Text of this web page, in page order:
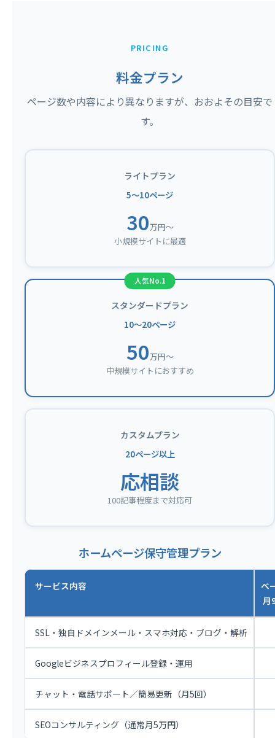
PRICING
料金プラン
ページ数や内容により異なりますが、おおよその目安で
す。
ライトプラン
5〜10ページ
30万円〜
小規模サイトに最適
スタンダードプラン
10〜20ページ
50万円〜
中規模サイトにおすすめ
カスタムプラン
20ページ以上
応相談
100記事程度まで対応可
ホームページ保守管理プラン
サービス内容
ベ
月
SSL・独自ドメインメール・スマホ対応・ブログ・解析
Googleビジネスプロフィール登録・運用
チャット・電話サポート／簡易更新（月5回）
SEOコンサルティング（通常月5万円）